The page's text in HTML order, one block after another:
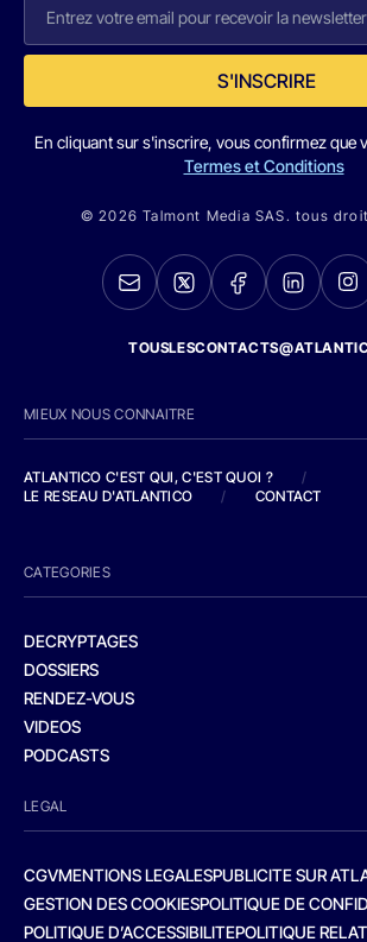
S'INSCRIRE
En cliquant sur s'inscrire, vous confirmez que
Termes et Conditions
© 2026 Talmont Media SAS. tous
MIEUX NOUS CONNAITRE
ATLANTICO C'EST QUI, C'EST QUOI ?
/
LE RESEAU D'ATLANTICO
/ CONTACT
CATEGORIES
DECRYPTAGES
DOSSIERS
RENDEZ-VOUS
VIDEOS
PODCASTS
LEGAL
CGVMENTIONS LEGALESPUBLICITE SUR
GESTION DES COOKIESPOLITIQUE DE
POLITIQUE D’ACCESSIBILITEPOLITIQUE